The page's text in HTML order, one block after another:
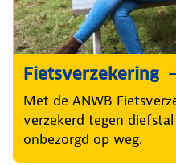
Fietsverzekering
Met de ANWB
verzekerd tegen diefstal
onbezorgd op weg.